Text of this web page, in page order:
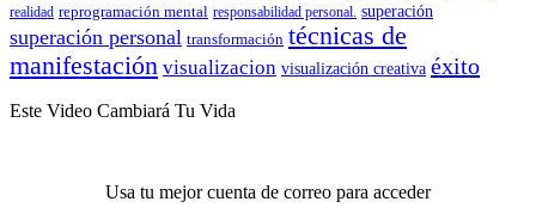
realidad reprogramación mental responsabilidad personal. superación
superación personal transformación técnicas de
manifestación visualizacion visualización creativa éxito
Este Video Cambiará Tu Vida
Usa tu mejor cuenta de correo para acceder